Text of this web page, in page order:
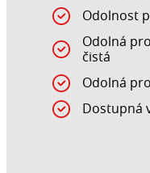
Odolnost
Odolná
čistá
Odolná
Dostupná